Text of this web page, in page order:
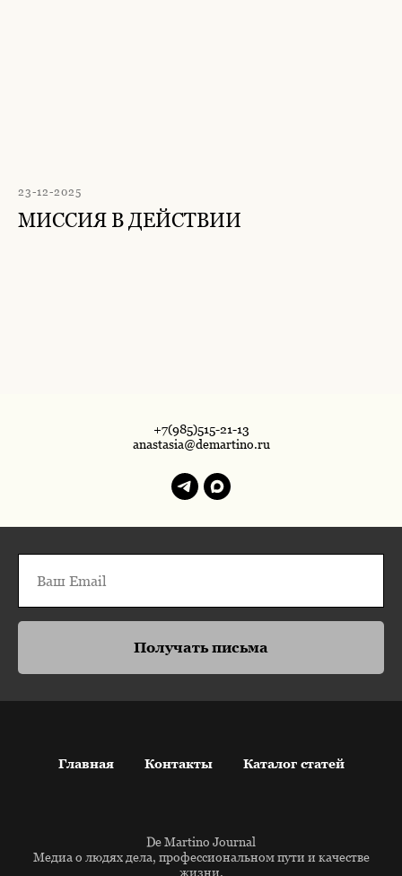
23-12-2025
МИССИЯ В ДЕЙСТВИИ
+7(985)515-21-13
anastasia@demartino.ru
Получать письма
Главная Контакты Каталог статей
De Martino Journal
Медиа о людях дела, профессиональном пути и качестве
жизни.